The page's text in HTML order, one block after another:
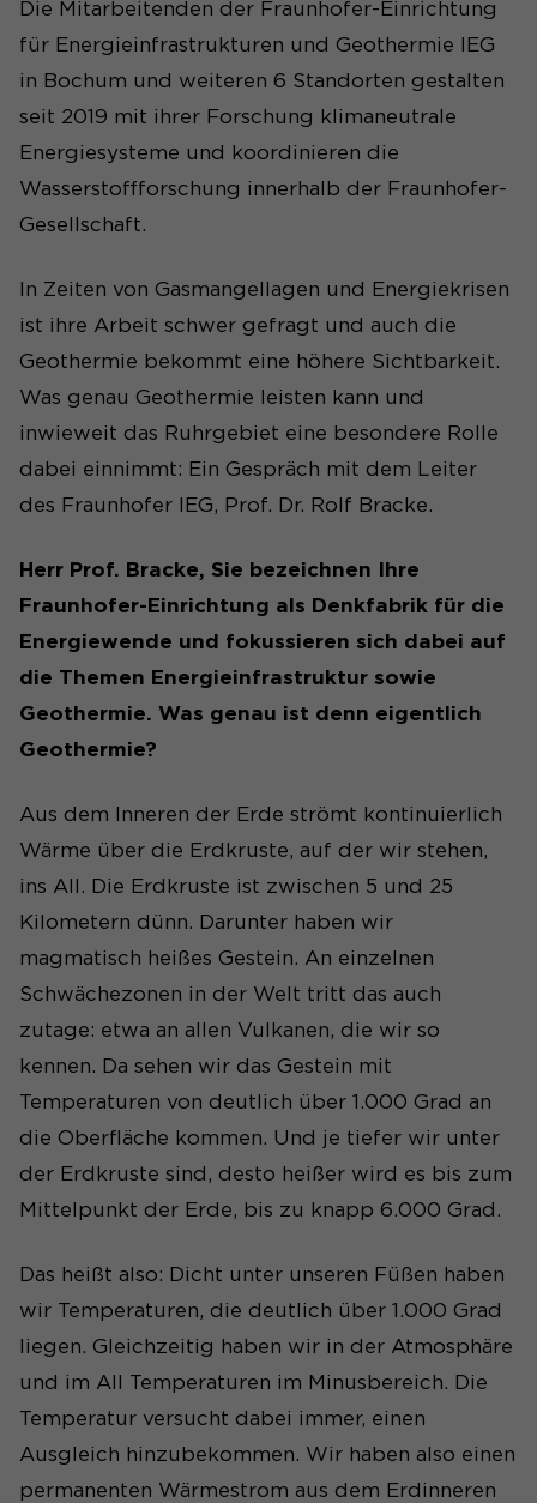
Die Mitarbeitenden der Fraunhofer-Einrichtung
für Energieinfrastrukturen und Geothermie IEG
in Bochum und weiteren 6 Standorten gestalten
seit 2019 mit ihrer Forschung klimaneutrale
Energiesysteme und koordinieren die
Wasserstoffforschung innerhalb der Fraunhofer-
Gesellschaft.
In Zeiten von Gasmangellagen und Energiekrisen
ist ihre Arbeit schwer gefragt und auch die
Geothermie bekommt eine höhere Sichtbarkeit.
Was genau Geothermie leisten kann und
inwieweit das Ruhrgebiet eine besondere Rolle
dabei einnimmt: Ein Gespräch mit dem Leiter
des Fraunhofer IEG, Prof. Dr. Rolf Bracke.
Herr Prof. Bracke, Sie bezeichnen Ihre
Fraunhofer-Einrichtung als Denkfabrik für die
Energiewende und fokussieren sich dabei auf
die Themen Energieinfrastruktur sowie
Geothermie. Was genau ist denn eigentlich
Geothermie?
Aus dem Inneren der Erde strömt kontinuierlich
Wärme über die Erdkruste, auf der wir stehen,
ins All. Die Erdkruste ist zwischen 5 und 25
Kilometern dünn. Darunter haben wir
magmatisch heißes Gestein. An einzelnen
Schwächezonen in der Welt tritt das auch
zutage: etwa an allen Vulkanen, die wir so
kennen. Da sehen wir das Gestein mit
Temperaturen von deutlich über 1.000 Grad an
die Oberfläche kommen. Und je tiefer wir unter
der Erdkruste sind, desto heißer wird es bis zum
Mittelpunkt der Erde, bis zu knapp 6.000 Grad.
Das heißt also: Dicht unter unseren Füßen haben
wir Temperaturen, die deutlich über 1.000 Grad
liegen. Gleichzeitig haben wir in der Atmosphäre
und im All Temperaturen im Minusbereich. Die
Temperatur versucht dabei immer, einen
Ausgleich hinzubekommen. Wir haben also einen
permanenten Wärmestrom aus dem Erdinneren